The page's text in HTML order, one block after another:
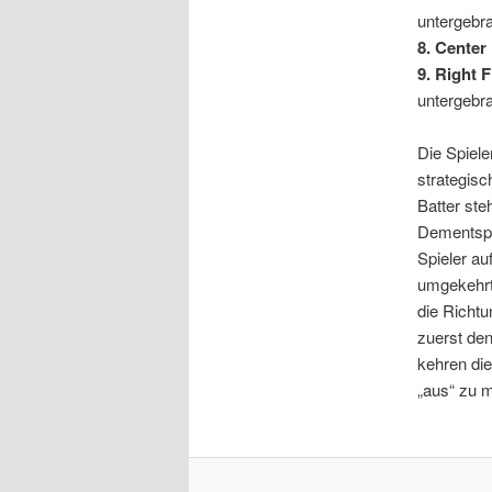
8.
9. Right
Die
Batter
Spieler
die
zuerst
kehren
„aus“ zu